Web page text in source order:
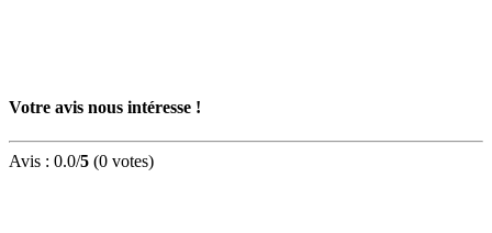
Votre avis nous intéresse !
Avis : 0.0/5 (0 votes)